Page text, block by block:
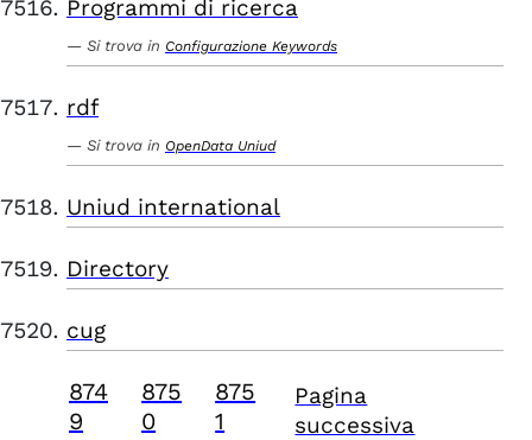
Programmi di ricerca
Si trova in Configurazione Keywords
rdf
Si trova in OpenData Uniud
Uniud international
Directory
cug
874
9
875
0
875
1
Pagina
successiva